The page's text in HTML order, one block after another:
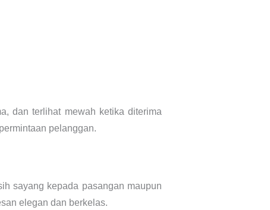
dan terlihat mewah ketika diterima
pelanggan.
sayang kepada pasangan maupun
elegan dan berkelas.